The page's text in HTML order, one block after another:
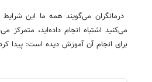
می‌کنید اشتباه انجام داده‌اید،
برای انجام آن آموزش دیده است: پیدا